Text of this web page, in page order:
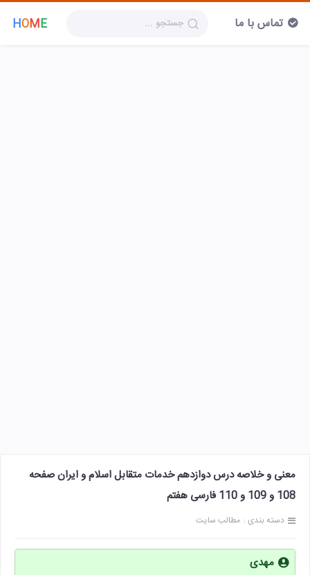
HOME تماس با ما
معنی و خلاصه درس دوازدهم خدمات متقابل اسلام و ایران صفحه
108 و 109 و 110 فارسی هفتم
دسته بندی : مطالب سایت
مهدی